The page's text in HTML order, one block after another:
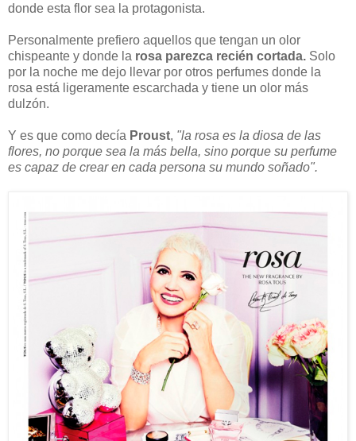
donde esta flor sea la protagonista.
Personalmente prefiero aquellos que tengan un olor
chispeante y donde la rosa parezca recién cortada. Solo
por la noche me dejo llevar por otros perfumes donde la
rosa está ligeramente escarchada y tiene un olor más
dulzón.
Y es que como decía Proust, "la rosa es la diosa de las
flores, no porque sea la más bella, sino porque su perfume
es capaz de crear en cada persona su mundo soñado".